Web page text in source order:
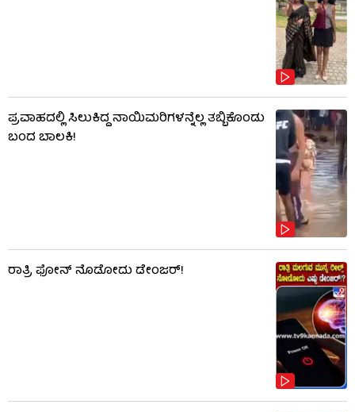
ಪ್ರವಾಹದಲ್ಲಿ ಸಿಲುಕಿದ್ದ ನಾಯಿಮರಿಗಳನ್ನೆಲ್ಲ ತಬ್ಬಿಕೊಂಡು
ಬಂದ ಬಾಲಕಿ!
ರಾತ್ರಿ ಫೋನ್​​ ನೊಡೋದು ಡೇಂಜರ್!